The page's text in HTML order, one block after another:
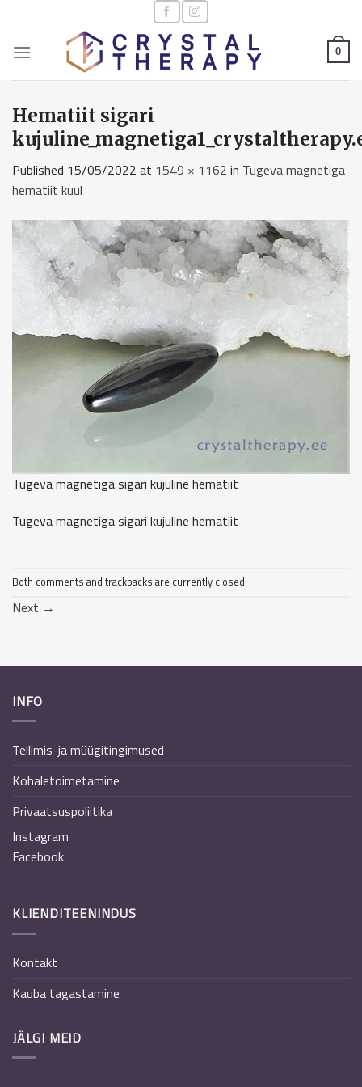
content
0
Hematiit sigari
Published 15/05/2022 at 1549 × 1162 in Tugeva magnetiga
hematiit kuul
Tugeva magnetiga sigari kujuline hematiit
Tugeva magnetiga sigari kujuline hematiit
Both comments and trackbacks are currently closed.
Next →
INFO
Tellimis-ja müügitingimused
Kohaletoimetamine
Privaatsuspoliitika
Instagram
Facebook
KLIENDITEENINDUS
Kontakt
Kauba tagastamine
JÄLGI MEID